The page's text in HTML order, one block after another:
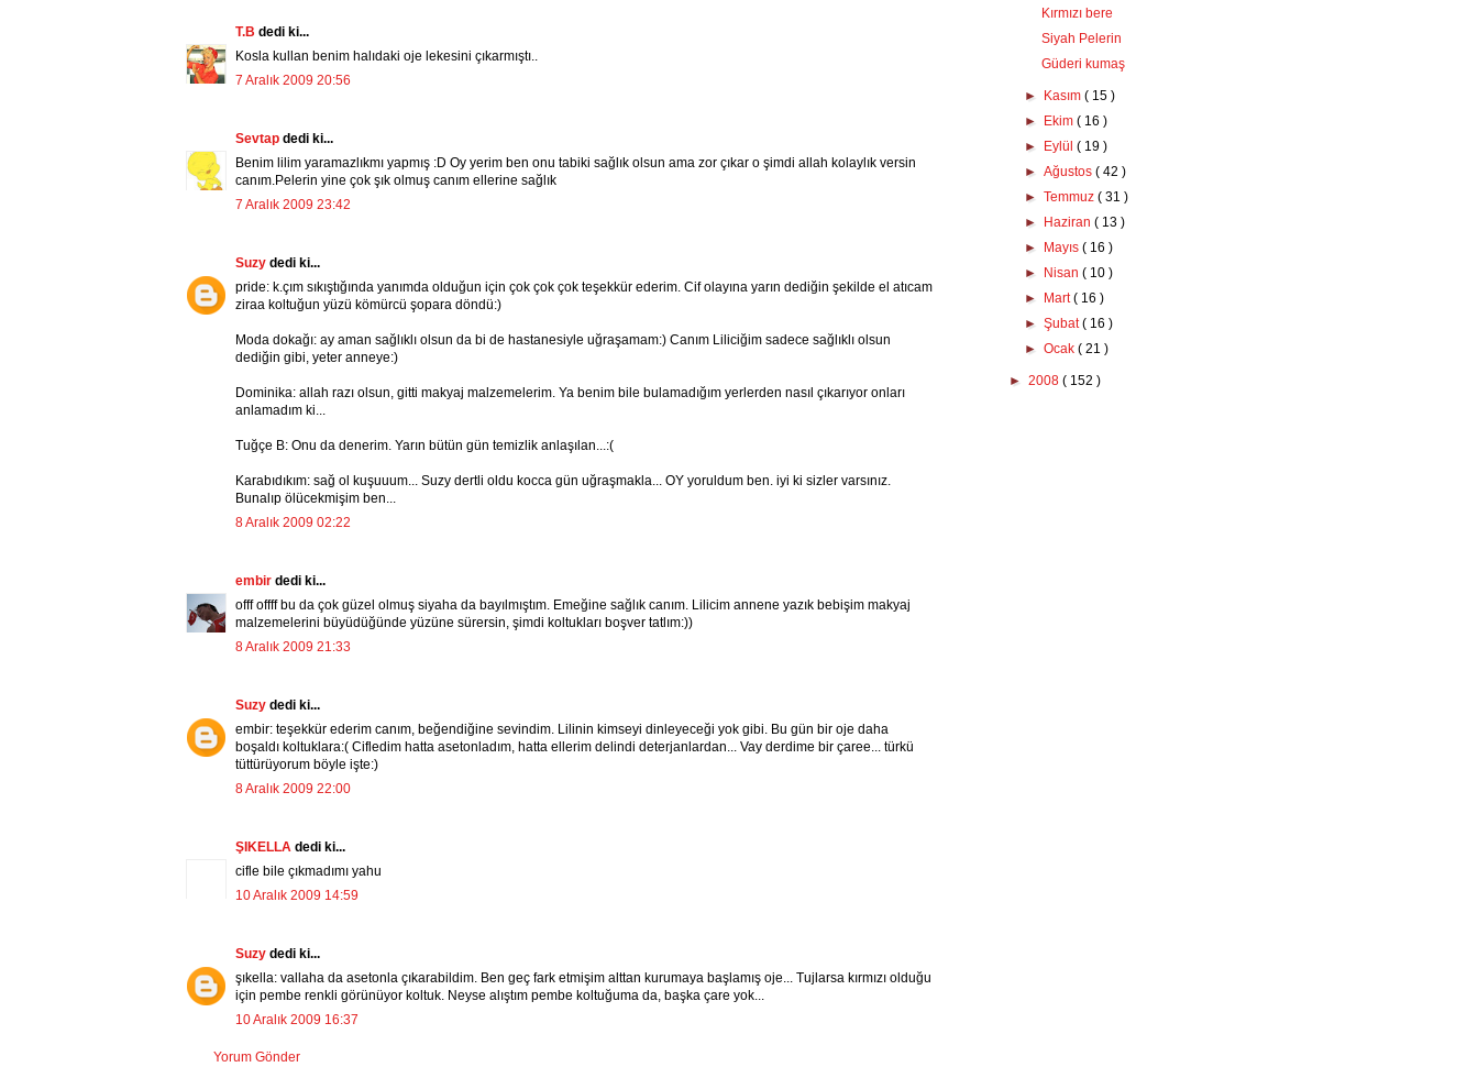
T.B dedi ki...
Kosla kullan benim halıdaki oje lekesini çıkarmıştı..
7 Aralık 2009 20:56
Sevtap dedi ki...
Benim lilim yaramazlıkmı yapmış :D Oy yerim ben onu tabiki sağlık olsun ama zor çıkar o şimdi allah kolaylık versin
canım.Pelerin yine çok şık olmuş canım ellerine sağlık
7 Aralık 2009 23:42
Suzy dedi ki...
pride: k.çım sıkıştığında yanımda olduğun için çok çok çok teşekkür ederim. Cif olayına yarın dediğin şekilde el atıcam
ziraa koltuğun yüzü kömürcü şopara döndü:)
Moda dokağı: ay aman sağlıklı olsun da bi de hastanesiyle uğraşamam:) Canım Liliciğim sadece sağlıklı olsun
dediğin gibi, yeter anneye:)
Dominika: allah razı olsun, gitti makyaj malzemelerim. Ya benim bile bulamadığım yerlerden nasıl çıkarıyor onları
anlamadım ki...
Tuğçe B: Onu da denerim. Yarın bütün gün temizlik anlaşılan...:(
Karabıdıkım: sağ ol kuşuuum... Suzy dertli oldu kocca gün uğraşmakla... OY yoruldum ben. iyi ki sizler varsınız.
Bunalıp ölücekmişim ben...
8 Aralık 2009 02:22
embir dedi ki...
offf offff bu da çok güzel olmuş siyaha da bayılmıştım. Emeğine sağlık canım. Lilicim annene yazık bebişim makyaj
malzemelerini büyüdüğünde yüzüne sürersin, şimdi koltukları boşver tatlım:))
8 Aralık 2009 21:33
Suzy dedi ki...
embir: teşekkür ederim canım, beğendiğine sevindim. Lilinin kimseyi dinleyeceği yok gibi. Bu gün bir oje daha
boşaldı koltuklara:( Cifledim hatta asetonladım, hatta ellerim delindi deterjanlardan... Vay derdime bir çaree... türkü
tüttürüyorum böyle işte:)
8 Aralık 2009 22:00
ŞIKELLA dedi ki...
cifle bile çıkmadımı yahu
10 Aralık 2009 14:59
Suzy dedi ki...
şıkella: vallaha da asetonla çıkarabildim. Ben geç fark etmişim alttan kurumaya başlamış oje... Tujlarsa kırmızı olduğu
için pembe renkli görünüyor koltuk. Neyse alıştım pembe koltuğuma da, başka çare yok...
10 Aralık 2009 16:37
Yorum Gönder
Kırmızı bere
Siyah Pelerin
Güderi kumaş
► Kasım( 15 )
►
Ekim( 16 )
►
Eylül( 19 )
►Ağustos( 42 )
►Temmuz( 31 )
►
Haziran( 13 )
►
Mayıs( 16 )
►
Nisan( 10 )
►
Mart( 16 )
►Şubat( 16 )
►Ocak( 21 )
► 2008 ( 152 )